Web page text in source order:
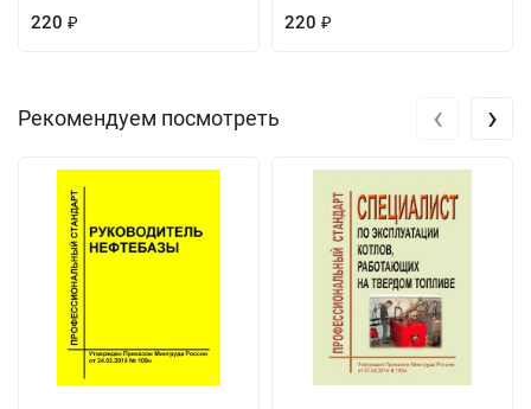
220 ₽ 220 ₽
Рекомендуем посмотреть ‹ ›